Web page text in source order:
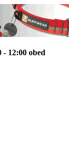
- 12:00 obed